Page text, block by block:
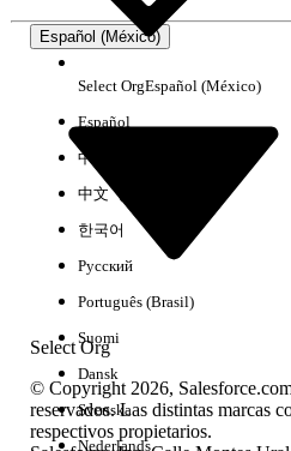
No hay
Español (México)
Select Org
Select OrgEspañol (México)
Español
中文（简体）
中文（繁體）
한국어
Русский
Português (Brasil)
Suomi
Dansk
Svenska
Nederlands
© Copyright 2026,
reservados. Las distintas marcas
respectivos propietarios.